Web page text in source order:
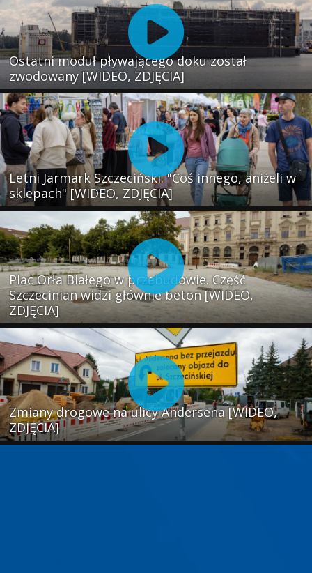
Ostatni moduł pływającego doku został
zwodowany [WIDEO, ZDJĘCIA]
Letni Jarmark Szczeciński. "Coś innego, aniżeli w
sklepach" [WIDEO, ZDJĘCIA]
Plac Orła Białego w przebudowie. Część
Szczecinian widzi głównie beton [WIDEO,
ZDJĘCIA]
Zmiany drogowe na ulicy Andersena [WIDEO,
ZDJĘCIA]